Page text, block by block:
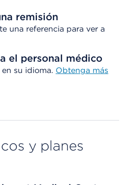
remisión
una referencia para ver a
el personal médico
su idioma. Obtenga más
y planes